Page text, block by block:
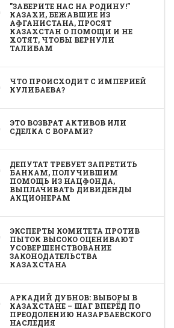
"ЗАБЕРИТЕ НАС НА РОДИНУ!"
КАЗАХИ, БЕЖАВШИЕ ИЗ
АФГАНИСТАНА, ПРОСЯТ
КАЗАХСТАН О ПОМОЩИ И НЕ
ХОТЯТ, ЧТОБЫ ВЕРНУЛИ
ТАЛИБАМ
ЧТО ПРОИСХОДИТ С ИМПЕРИЕЙ
КУЛИБАЕВА?
ЭТО ВОЗВРАТ АКТИВОВ ИЛИ
СДЕЛКА С ВОРАМИ?
ДЕПУТАТ ТРЕБУЕТ ЗАПРЕТИТЬ
БАНКАМ, ПОЛУЧИВШИМ
ПОМОЩЬ ИЗ НАЦФОНДА,
ВЫПЛАЧИВАТЬ ДИВИДЕНДЫ
АКЦИОНЕРАМ
ЭКСПЕРТЫ КОМИТЕТА ПРОТИВ
ПЫТОК ВЫСОКО ОЦЕНИВАЮТ
УСОВЕРШЕНСТВОВАНИЕ
ЗАКОНОДАТЕЛЬСТВА
КАЗАХСТАНА
АРКАДИЙ ДУБНОВ: ВЫБОРЫ В
КАЗАХСТАНЕ – ШАГ ВПЕРЁД ПО
ПРЕОДОЛЕНИЮ НАЗАРБАЕВСКОГО
НАСЛЕДИЯ